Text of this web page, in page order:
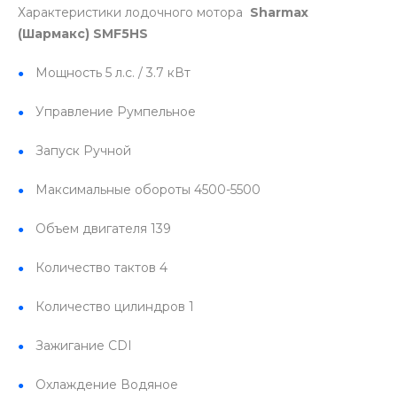
Характеристики лодочного мотора Sharmax
(Шармакс) SMF5HS
Мощность 5 л.с. / 3.7 кВт
Управление Румпельное
Запуск Ручной
Максимальные обороты 4500-5500
Объем двигателя 139
Количество тактов 4
Количество цилиндров 1
Зажигание CDI
Охлаждение Водяное